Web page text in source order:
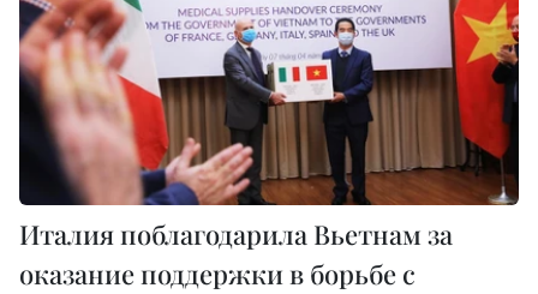
Италия поблагодарила Вьетнам за
оказание поддержки в борьбе с